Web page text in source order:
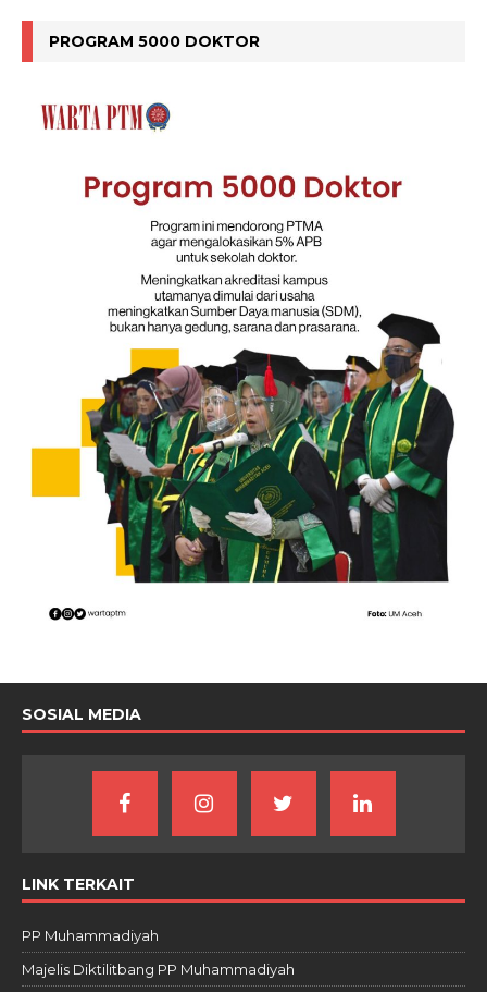
PROGRAM 5000 DOKTOR
SOSIAL MEDIA
LINK TERKAIT
PP Muhammadiyah
Majelis Diktilitbang PP Muhammadiyah